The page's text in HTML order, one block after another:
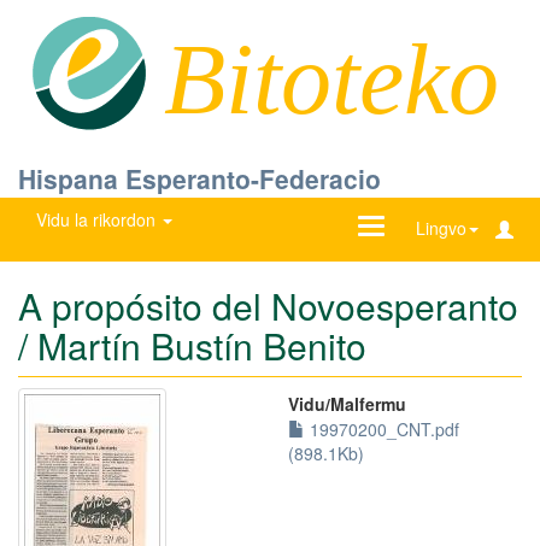
Bitoteko
Hispana Esperanto-Federacio
Vidu la rikordon Lingvo
Ŝanĝu
A propósito del Novoesperanto
/ Martín Bustín Benito
Vidu/Malfermu
19970200_CNT.pdf
(898.1Kb)